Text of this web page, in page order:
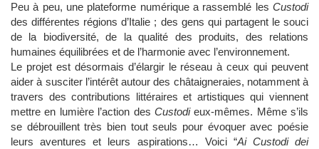
Peu à peu, une plateforme numérique a rassemblé les Custodi
des différentes régions d’Italie ; des gens qui partagent le souci
de la biodiversité, de la qualité des produits, des relations
humaines équilibrées et de l’harmonie avec l’environnement.
Le projet est désormais d’élargir le réseau à ceux qui peuvent
aider à susciter l’intérêt autour des châtaigneraies, notamment à
travers des contributions littéraires et artistiques qui viennent
mettre en lumière l’action des Custodieux-mêmes. Même s’ils
se débrouillent très bien tout seuls pour évoquer avec poésie
leurs aventures et leurs aspirations… Voici “Ai Custodi dei